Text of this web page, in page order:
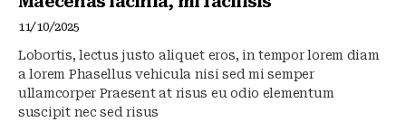
11/10/2025
Lobortis, lectus justo aliquet eros, in tempor lorem diam
a lorem Phasellus vehicula nisi sed mi semper
ullamcorper Praesent at risus eu odio elementum
suscipit nec sed risus